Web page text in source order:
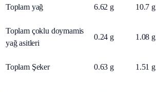
Toplam yağ 6.62 g 10.7 g
Toplam çoklu doymamis
yağ asitleri
0.24 g 1.08 g
Toplam Şeker 0.63 g 1.51 g